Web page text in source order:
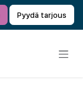
Pyydä tarjous